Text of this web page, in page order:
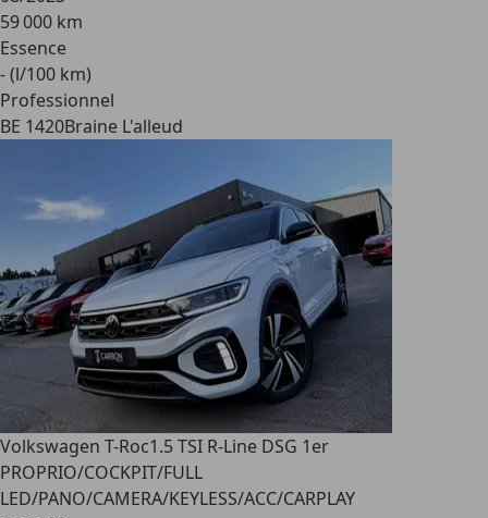
59 000 km
Essence
- (l/100 km)
Professionnel
BE 1420Braine L'alleud
Volkswagen T-Roc1.5 TSI R-Line DSG 1er
PROPRIO/COCKPIT/FULL
LED/PANO/CAMERA/KEYLESS/ACC/CARPLAY